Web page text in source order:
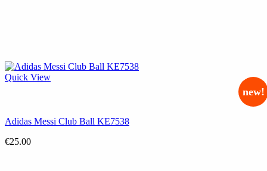
Quick View
new!
Adidas Messi Club Ball KE7538
€25.00